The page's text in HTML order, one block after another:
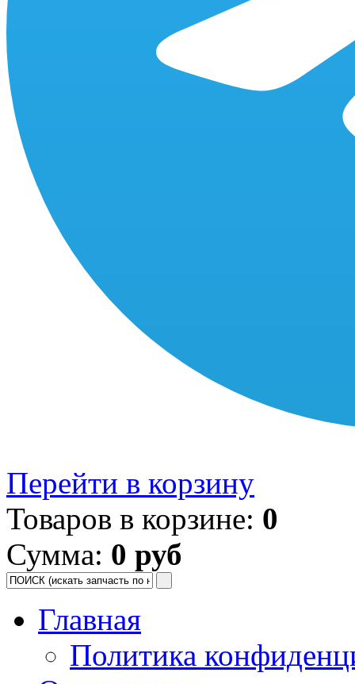
Перейти в корзину
Товаров в корзине: 0
Сумма: 0 руб
Главная
Политика